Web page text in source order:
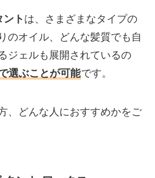
ト は、さまざまなタイプの
のオイル、どんな髪質でも自
ジェルも展開されているの
選ぶことが可能です。
、どんな人におすすめかをご